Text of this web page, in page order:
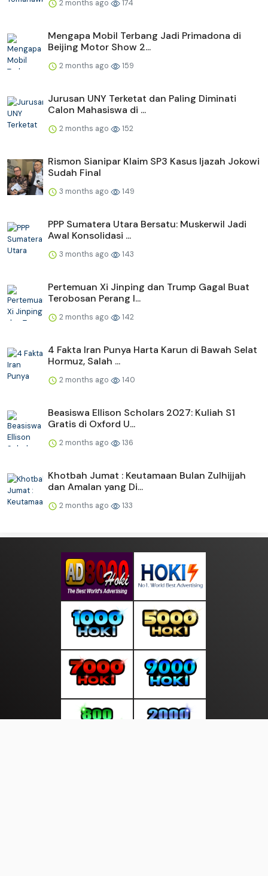
2 months ago 174
Mengapa Mobil Terbang Jadi Primadona di
Beijing Motor Show 2...
2 months ago 159
Jurusan UNY Terketat dan Paling Diminati
Calon Mahasiswa di ...
2 months ago 152
Rismon Sianipar Klaim SP3 Kasus Ijazah Jokowi
Sudah Final
3 months ago 149
PPP Sumatera Utara Bersatu: Muskerwil Jadi
Awal Konsolidasi ...
3 months ago 143
Pertemuan Xi Jinping dan Trump Gagal Buat
Terobosan Perang I...
2 months ago 142
4 Fakta Iran Punya Harta Karun di Bawah Selat
Hormuz, Salah ...
2 months ago 140
Beasiswa Ellison Scholars 2027: Kuliah S1
Gratis di Oxford U...
2 months ago 136
Khotbah Jumat : Keutamaan Bulan Zulhijjah
dan Amalan yang Di...
2 months ago 133